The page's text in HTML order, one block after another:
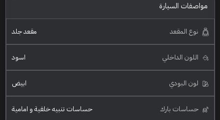
مواصفات السيارة
نوع المقعد مقعد جلد
اللون الداخلي اسود
لون البودي ابيض
حساسات بارك حساسات تنبيه خلفية و امامية